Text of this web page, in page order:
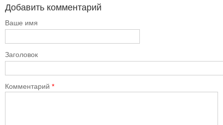
Добавить комментарий
Ваше имя
Заголовок
Комментарий *